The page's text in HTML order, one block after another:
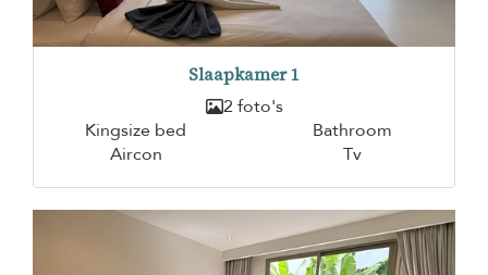
Slaapkamer 1
2 foto's
Kingsize bed
Bathroom
Aircon
Tv